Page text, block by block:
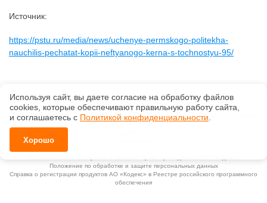
Источник:
https://pstu.ru/media/news/uchenye-permskogo-politekha-
nauchilis-pechatat-kopii-neftyanogo-kerna-s-tochnostyu-95/
©ООО «СтройСофт», 2026, v2.12.20 revision: 67b0ca1b
ОКВЭД: 63.11.1, Коды видов деятельности в области информационных технологий:
1.01, 3.01
Положение по обработке и защите персональных данных
Справка о регистрации продуктов АО «Кодекс» в Реестре российского программного
обеспечения
Используя сайт, вы даете согласие на обработку файлов
сооkiеs, которые обеспечивают правильную работу сайта,
и соглашаетесь с Политикой конфиденциальности
Хорошо